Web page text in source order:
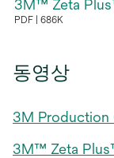
림
3M™ Zeta
PDF 686K
에
열
동영상
3M Production
3M™ Zeta